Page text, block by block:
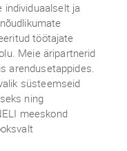
individuaalselt ja
töötajate
Meie äripartnerid
arendusetappides.
süsteemseid
ning
meeskond